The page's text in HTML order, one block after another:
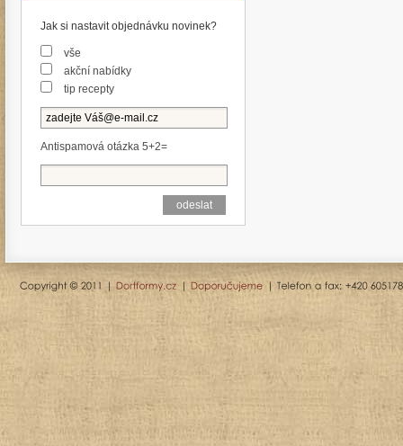
Jak si nastavit objednávku novinek?
vše
akční nabídky
tip recepty
Antispamová otázka 5+2=